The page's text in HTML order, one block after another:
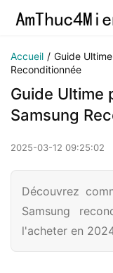
Accueil / Guide
Reconditionnée
Guide Ultime
Samsung
2025-03-12 09:25:02
Découvrez
Samsung
l'acheter en